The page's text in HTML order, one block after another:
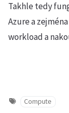
Takhle tedy
Azure a
workload a
Compute